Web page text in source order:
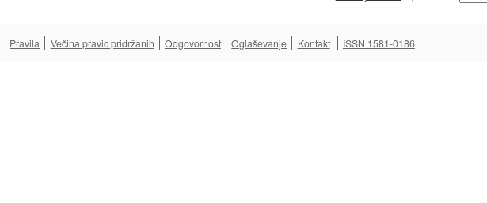
Pravila Večina pravic pridržanih Odgovornost Oglaševanje Kontakt ISSN 1581-0186